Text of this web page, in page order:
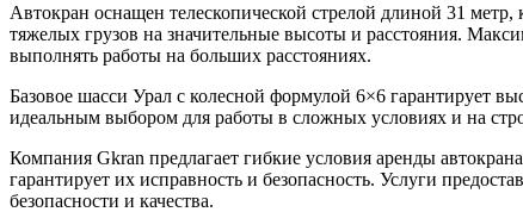
Автокран оснащен телескопической стрелой длиной 31
тяжелых грузов на значительные высоты и расстояния.
выполнять работы на больших расстояниях.
Базовое шасси Урал с колесной формулой 6×6 гарантирует
идеальным выбором для работы в сложных условиях и на
Компания Gkran предлагает гибкие условия аренды
гарантирует их исправность и безопасность. Услуги
безопасности и качества.